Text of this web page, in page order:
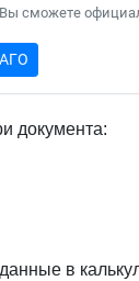
сможете
документа:
в